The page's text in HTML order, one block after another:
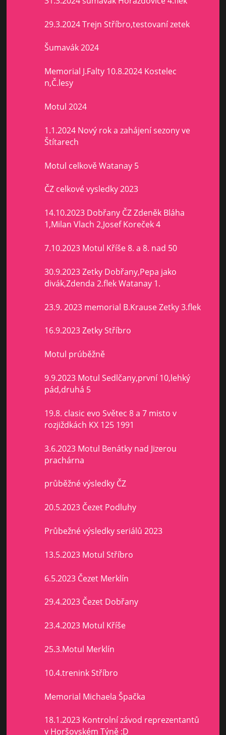
29.3.2024 Trejn Stříbro,testovaní zetek
Šumavák 2024
Memorial J.Falty 10.8.2024 Kostelec
n,Č.lesy
Motul 2024
1.1.2024 Nový rok a zahájení sezony ve
Štítarech
Motul celkově Watanay 5
ČZ celkové vysledky 2023
14.10.2023 Dobřany ČZ Zdeněk Bláha
1,Milan Vlach 2,Josef Koreček 4
7.10.2023 Motul Kříše 8. a 8. nad 50
30.9.2023 Zetky Dobřany,Pepa jako
divák,Zdenda 2.flek Watanay 1.
23.9. 2023 memorial B.Krause Zetky 3.flek
16.9.2023 Zetky Stříbro
Motul prúběžně
9.9.2023 Motul Sedlčany,první 10,lehký
pád,druhá 5
19.8. clasic evo Světec 8 a 7 misto v
rozjiždkách KX 125 1991
3.6.2023 Motul Benátky nad Jizerou
prachárna
průběžné výsledky ČZ
20.5.2023 Čezet Podluhy
Průbežné výsledky seriálů 2023
13.5.2023 Motul Stříbro
6.5.2023 Čezet Merklín
29.4.2023 Čezet Dobřany
23.4.2023 Motul Kříše
25.3.Motul Merklín
10.4.trenink Stříbro
Memorial Michaela Špačka
18.1.2023 Kontrolní závod reprezentantů
v Horšovském Týně :D